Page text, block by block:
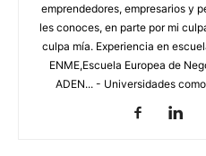
emprendedores, empresarios y
les conoces, en parte por mi
culpa mía. Experiencia en
ENME,Escuela Europea de
ADEN... - Universidades